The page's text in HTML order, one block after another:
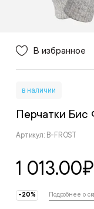
В избранное
в наличии
Перчатки Бис
Артикул: B-FROST
1 013.00₽
-20% Подробнее о